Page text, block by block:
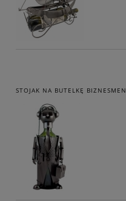
STOJAK NA BUTELKĘ BIZNESMEN